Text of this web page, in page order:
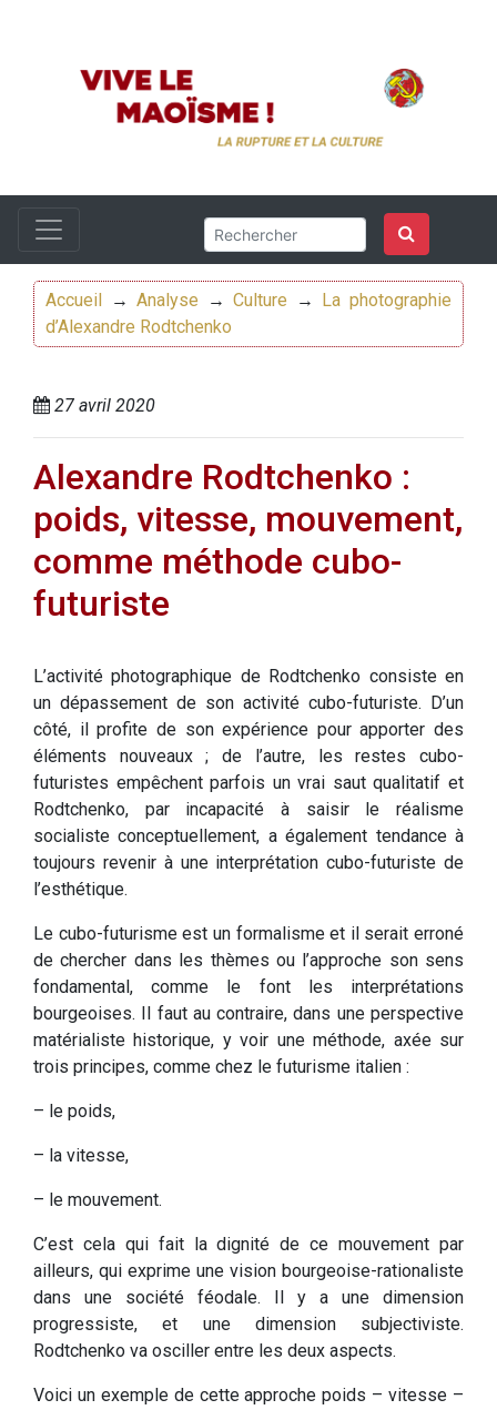
Accueil →Analyse →Culture →
La photographie
d’Alexandre Rodtchenko
27 avril 2020
Alexandre Rodtchenko :
poids, vitesse, mouvement,
comme méthode cubo-
futuriste
L’activité photographique de Rodtchenko consiste en
un dépassement de son activité cubo-futuriste. D’un
côté, il profite de son expérience pour apporter des
éléments nouveaux ; de l’autre, les restes cubo-
futuristes empêchent parfois un vrai saut qualitatif et
Rodtchenko, par incapacité à saisir le réalisme
socialiste conceptuellement, a également tendance à
toujours revenir à une interprétation cubo-futuriste de
l’esthétique.
Le cubo-futurisme est un formalisme et il serait erroné
de chercher dans les thèmes ou l’approche son sens
fondamental, comme le font les interprétations
bourgeoises. Il faut au contraire, dans une perspective
matérialiste historique, y voir une méthode, axée sur
trois principes, comme chez le futurisme italien :
– le poids,
– la vitesse,
– le mouvement.
C’est cela qui fait la dignité de ce mouvement par
ailleurs, qui exprime une vision bourgeoise-rationaliste
dans une société féodale. Il y a une dimension
progressiste, et une dimension subjectiviste.
Rodtchenko va osciller entre les deux aspects.
Voici un exemple de cette approche poids – vitesse –